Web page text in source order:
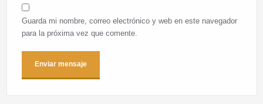
Guarda mi nombre, correo electrónico y web en este navegador
para la próxima vez que comente.